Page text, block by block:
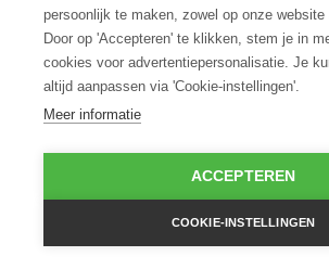
Privacy Policy
Cookies
Cookie policy
persoonlijk te maken, zowel op onze website
Door op 'Accepteren' te klikken, stem je in
cookies voor advertentiepersonalisatie. Je
altijd aanpassen via 'Cookie-instellingen'.
Meer informatie
ACCEPTEREN
COOKIE-INSTELLINGEN